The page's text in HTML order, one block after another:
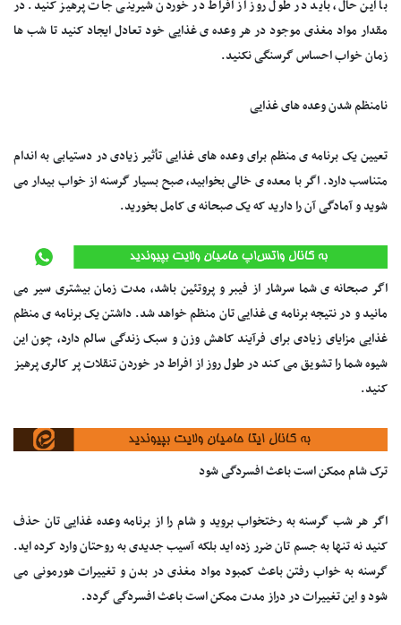
با این حال، باید در طول روز از افراط در خوردن شیرینی جات پرهیز کنید. در
مقدار مواد مغذی موجود در هر وعده ی غذایی خود تعادل ایجاد کنید تا شب ها
زمان خواب احساس گرسنگی نکنید.
نامنظم شدن وعده های غذایی
تعیین یک برنامه ی منظم برای وعده های غذایی تأثیر زیادی در دستیابی به اندام
متناسب دارد. اگر با معده ی خالی بخوابید، صبح بسیار گرسنه از خواب بیدار می
شوید و آمادگی آن را دارید که یک صبحانه ی کامل بخورید.
اگر صبحانه ی شما سرشار از فیبر و پروتئین باشد، مدت زمان بیشتری سیر می
مانید و در نتیجه برنامه ی غذایی تان منظم خواهد شد. داشتن یک برنامه ی منظم
غذایی مزایای زیادی برای فرآیند کاهش وزن و سبک زندگی سالم دارد، چون این
شیوه شما را تشویق می کند در طول روز از افراط در خوردن تنقلات پر کالری پرهیز
کنید.
ترک شام ممکن است باعث افسردگی شود
اگر هر شب گرسنه به رختخواب بروید و شام را از برنامه وعده غذایی تان حذف
کنید نه تنها به جسم تان ضرر زده اید بلکه آسیب جدیدی به روحتان وارد کرده اید.
گرسنه به خواب رفتن باعث کمبود مواد مغذی در بدن و تغییرات هورمونی می
شود و این تغییرات در دراز مدت ممکن است باعث افسردگی گردد.